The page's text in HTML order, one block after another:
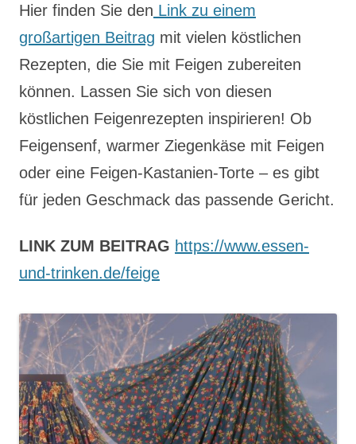
Hier finden Sie den Link zu einem
großartigen Beitrag mit vielen köstlichen
Rezepten, die Sie mit Feigen zubereiten
können. Lassen Sie sich von diesen
köstlichen Feigenrezepten inspirieren! Ob
Feigensenf, warmer Ziegenkäse mit Feigen
oder eine Feigen-Kastanien-Torte – es gibt
für jeden Geschmack das passende Gericht.
LINK ZUM BEITRAG https://www.essen-
und-trinken.de/feige